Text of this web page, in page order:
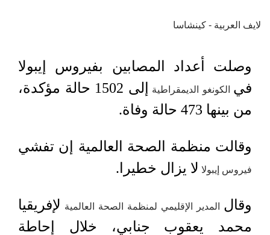
لايف العربية - كينشاسا
وصلت أعداد المصابين بفيروس إيبولا
في الكونغو الديمقراطية
إلى 1502 حالة مؤكدة،
من بينها 473 حالة وفاة.
وقالت منظمة الصحة العالمية إن تفشي
فيروس إيبولا لا يزال خطيرا.
وقال المدير الإقليمي لمنظمة الصحة العالمية لإفريقيا
محمد يعقوب جنابي، خلال إحاطة